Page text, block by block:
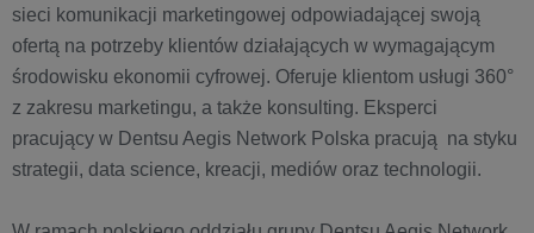
sieci komunikacji marketingowej odpowiadającej swoją
ofertą na potrzeby klientów działających w wymagającym
środowisku ekonomii cyfrowej. Oferuje klientom usługi 360°
z zakresu marketingu, a także konsulting. Eksperci
pracujący w Dentsu Aegis Network Polska pracują na styku
strategii, data science, kreacji, mediów oraz technologii.